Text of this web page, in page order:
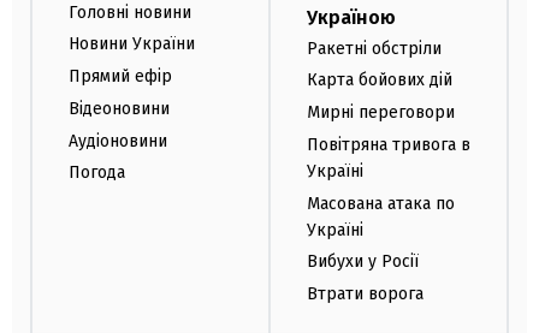
Головні новини
Новини України
Прямий ефір
Відеоновини
Аудіоновини
Погода
Україною
Ракетні обстріли
Карта бойових дій
Мирні переговори
Повітряна тривога в
Україні
Масована атака по
Україні
Вибухи у Росії
Втрати ворога